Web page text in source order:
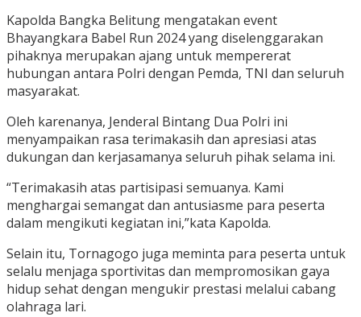
Kapolda Bangka Belitung mengatakan event
Bhayangkara Babel Run 2024 yang diselenggarakan
pihaknya merupakan ajang untuk mempererat
hubungan antara Polri dengan Pemda, TNI dan seluruh
masyarakat.
Oleh karenanya, Jenderal Bintang Dua Polri ini
menyampaikan rasa terimakasih dan apresiasi atas
dukungan dan kerjasamanya seluruh pihak selama ini.
“Terimakasih atas partisipasi semuanya. Kami
menghargai semangat dan antusiasme para peserta
dalam mengikuti kegiatan ini,”kata Kapolda.
Selain itu, Tornagogo juga meminta para peserta untuk
selalu menjaga sportivitas dan mempromosikan gaya
hidup sehat dengan mengukir prestasi melalui cabang
olahraga lari.